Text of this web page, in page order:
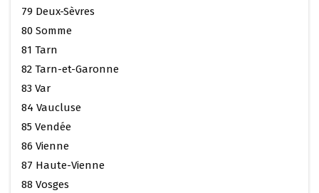
79 Deux-Sèvres
80 Somme
81 Tarn
82 Tarn-et-Garonne
83 Var
84 Vaucluse
85 Vendée
86 Vienne
87 Haute-Vienne
88 Vosges